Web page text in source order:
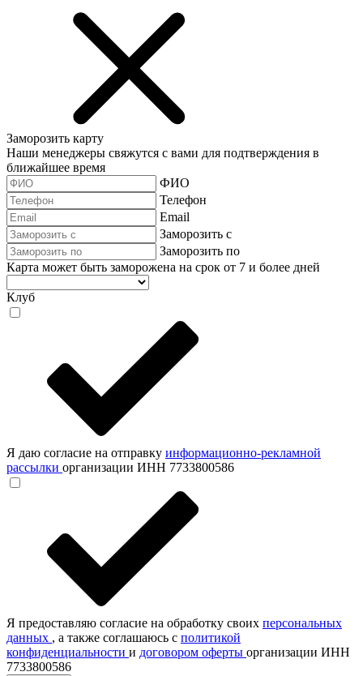
Заморозить карту
Наши менеджеры свяжутся с вами для подтверждения в
ближайшее время
ФИО
Телефон
Email
Заморозить с
Заморозить по
Карта может быть заморожена на срок от 7 и более дней
Клуб
Я даю согласие на отправку информационно-рекламной
рассылки организации ИНН 7733800586
Я предоставляю согласие на обработку своих персональных
данных , а также соглашаюсь с политикой
конфиденциальности и договором оферты организации ИНН
7733800586